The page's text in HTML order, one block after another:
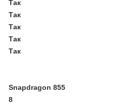
Так
Так
Так
Так
Так
Snapdragon 855
8